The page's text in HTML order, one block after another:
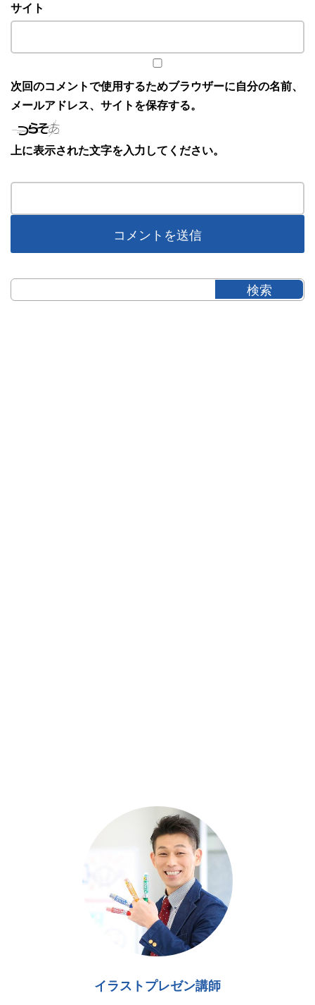
サイト
次回のコメントで使用するためブラウザーに自分の名前、
メールアドレス、サイトを保存する。
上に表示された文字を入力してください。
イラストプレゼン講師